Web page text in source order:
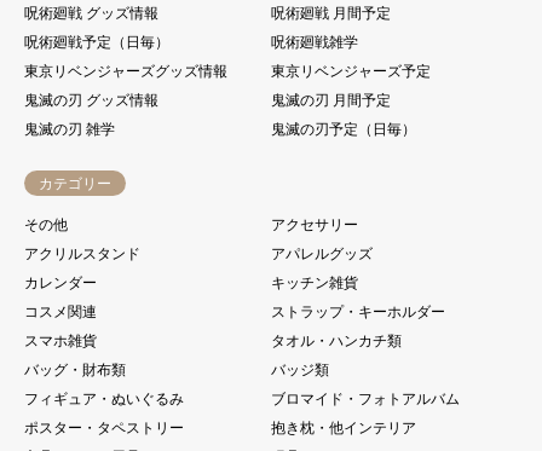
呪術廻戦 グッズ情報
呪術廻戦 月間予定
呪術廻戦予定（日毎）
呪術廻戦雑学
東京リベンジャーズグッズ情報
東京リベンジャーズ予定
鬼滅の刃 グッズ情報
鬼滅の刃 月間予定
鬼滅の刃 雑学
鬼滅の刃予定（日毎）
カテゴリー
その他
アクセサリー
アクリルスタンド
アパレルグッズ
カレンダー
キッチン雑貨
コスメ関連
ストラップ・キーホルダー
スマホ雑貨
タオル・ハンカチ類
バッグ・財布類
バッジ類
フィギュア・ぬいぐるみ
ブロマイド・フォトアルバム
ポスター・タペストリー
抱き枕・他インテリア